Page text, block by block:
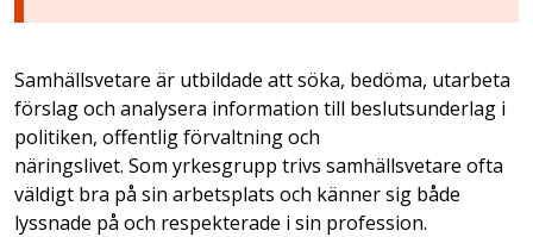
Samhällsvetare är utbildade att söka, bedöma, utarbeta
förslag och analysera information till beslutsunderlag i
politiken, offentlig förvaltning och
näringslivet. Som yrkesgrupp trivs samhällsvetare ofta
väldigt bra på sin arbetsplats och känner sig både
lyssnade på och respekterade i sin profession.